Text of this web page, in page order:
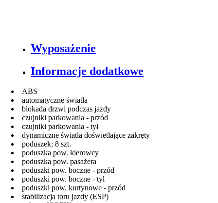
Wyposażenie
Informacje dodatkowe
ABS
automatyczne światła
blokada drzwi podczas jazdy
czujniki parkowania - przód
czujniki parkowania - tył
dynamiczne światła doświetlające zakręty
poduszek: 8 szt.
poduszka pow. kierowcy
poduszka pow. pasażera
poduszki pow. boczne - przód
poduszki pow. boczne - tył
poduszki pow. kurtynowe - przód
stabilizacja toru jazdy (ESP)